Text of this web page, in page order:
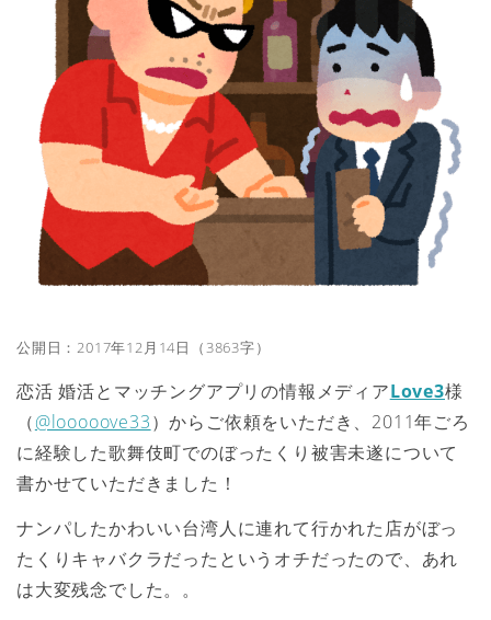
公開日：2017年12月14日（3863字）
恋活 婚活とマッチングアプリの情報メディアLove3様
（@looooove33）からご依頼をいただき、2011年ごろ
に経験した歌舞伎町でのぼったくり被害未遂について
書かせていただきました！
ナンパしたかわいい台湾人に連れて行かれた店がぼっ
たくりキャバクラだったというオチだったので、あれ
は大変残念でした。。